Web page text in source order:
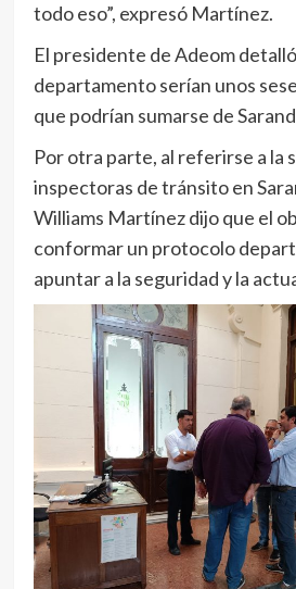
todo eso”, expresó Martínez.
El presidente de Adeom
departamento serían unos
que podrían sumarse de
Por otra parte, al referirse a la
inspectoras de tránsito en
Williams Martínez dijo que el
conformar un protocolo
apuntar a la seguridad y la